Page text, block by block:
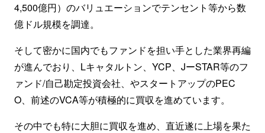
4,500億円）のバリュエーションでテンセント等から数
億ドル規模を調達。
そして密かに国内でもファンドを担い手とした業界再編
が進んでおり、Lキャタルトン、YCP、JーSTAR等のフ
ァンド/自己勘定投資会社、やスタートアップのPEC
O、前述のVCA等が積極的に買収を進めています。
その中でも特に大胆に買収を進め、直近遂に上場を果た